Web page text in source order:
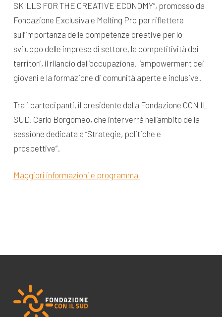
SKILLS FOR THE CREATIVE ECONOMY”, promosso da
Fondazione Exclusiva e Melting Pro per riflettere
sull’importanza delle competenze creative per lo
sviluppo delle imprese di settore, la competitività dei
territori, il rilancio dell’occupazione, l’empowerment dei
giovani e la formazione di comunità aperte e inclusive.
Tra i partecipanti, il presidente della Fondazione CON IL
SUD, Carlo Borgomeo, che interverrà nell’ambito della
sessione dedicata a “Strategie, politiche e
prospettive”.
Maggiori informazioni e programma
Seguici sui social: